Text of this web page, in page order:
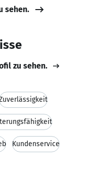
sehen.
zu sehen.
Kundenservice